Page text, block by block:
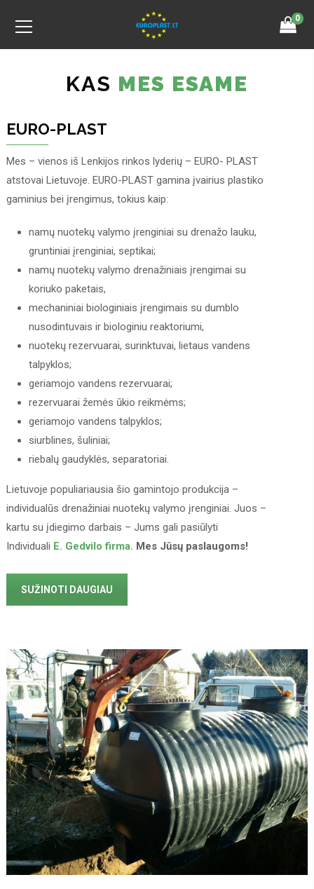
0
KAS MES ESAME
EURO-PLAST
Mes – vienos iš Lenkijos rinkos lyderių – EURO- PLAST
atstovai Lietuvoje. EURO-PLAST gamina įvairius plastiko
gaminius bei įrengimus, tokius kaip:
namų nuotekų valymo įrenginiai su drenažo lauku,
gruntiniai įrenginiai, septikai;
namų nuotekų valymo drenažiniais įrengimai su
koriuko paketais,
mechaniniai biologiniais įrengimais su dumblo
nusodintuvais ir biologiniu reaktoriumi,
nuotekų rezervuarai, surinktuvai, lietaus vandens
talpyklos;
geriamojo vandens rezervuarai;
rezervuarai žemės ūkio reikmėms;
geriamojo vandens talpyklos;
siurblines, šuliniai;
riebalų gaudyklės, separatoriai.
Lietuvoje populiariausia šio gamintojo produkcija –
individualūs drenažiniai nuotekų valymo įrenginiai. Juos –
kartu su įdiegimo darbais – Jums gali pasiūlyti
Individuali E. Gedvilo firma. Mes Jūsų paslaugoms!
SUŽINOTI DAUGIAU